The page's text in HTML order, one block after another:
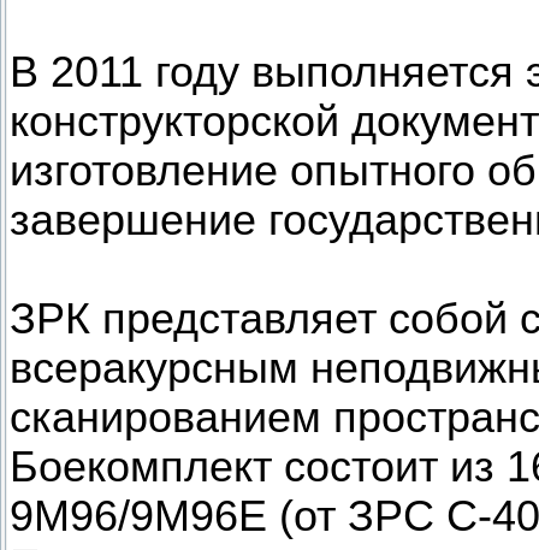
В 2011 году выполняется
конструкторской
изготовление опытного
завершение
ЗРК представляет
всеракурсным
сканированием
Боекомплект состоит из
9М96/9М96Е (от ЗРС С-